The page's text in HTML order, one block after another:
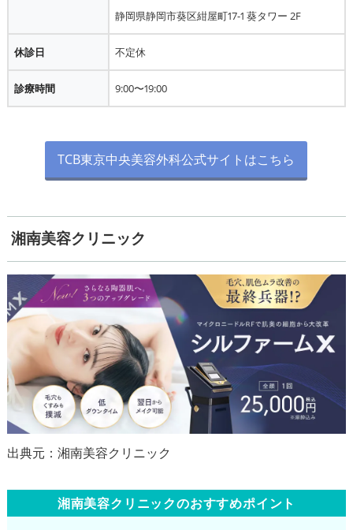
静岡県静岡市葵区紺屋町17-1 葵タワー 2F
休診日 不定休
診療時間 9:00〜19:00
TCB東京中央美容外科公式サイトはこちら
湘南美容クリニック
湘南美容クリニックのおすすめポイント